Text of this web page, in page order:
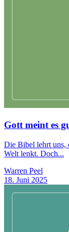
Gott meint es
Die Bibel lehrt uns,
Welt lenkt. Doch...
Warren Peel
18. Juni 2025